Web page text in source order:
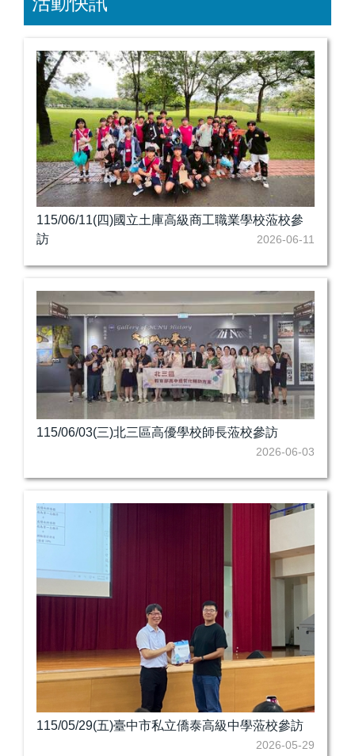
115/06/11(四)國立土庫高級商工職業學校蒞校參
訪
2026-06-11
115/06/03(三)北三區高優學校師長蒞校參訪
2026-06-03
115/05/29(五)臺中市私立僑泰高級中學蒞校參訪
2026-05-29